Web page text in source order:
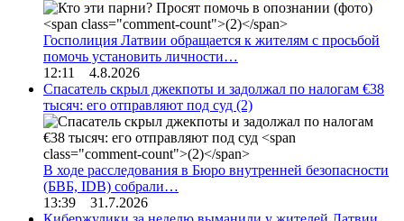
Госполиция Латвии обращается к жителям с просьбой
помочь установить личности…
12:11 4.8.2026
Спасатель скрыл джекпоты и задолжал по налогам €38
тысяч: его отправляют под суд (2)
В ходе расследования в Бюро внутренней безопасности
(БВБ, IDB) собрали…
13:39 31.7.2026